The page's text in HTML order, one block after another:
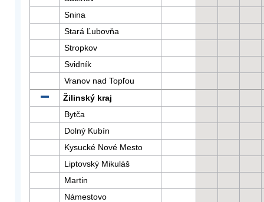
Snina
Stará Ľubovňa
Stropkov
Svidník
Vranov nad Topľou
Žilinský kraj
Bytča
Dolný Kubín
Kysucké Nové Mesto
Liptovský Mikuláš
Martin
Námestovo